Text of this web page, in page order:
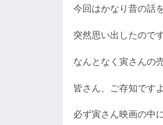
今回はかなり昔の話
突然思い出したのです
なんとなく寅さんの
皆さん、ご存知ですよ
必ず寅さん映画の中